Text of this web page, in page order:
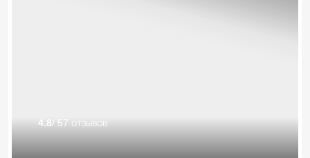
4.8/ 57 отзывов